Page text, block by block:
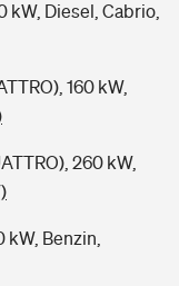
kW, Diesel, Cabrio,
160 kW,
260 kW,
kW, Benzin,